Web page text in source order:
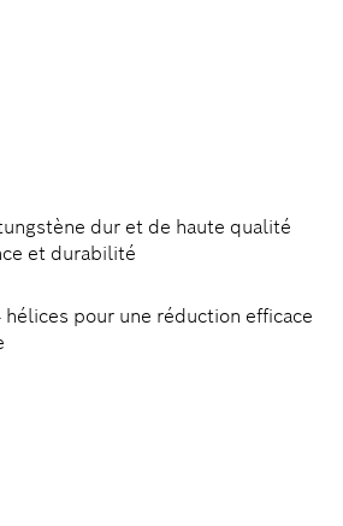
dur et de haute qualité
et durabilité
hélices pour une réduction efficace